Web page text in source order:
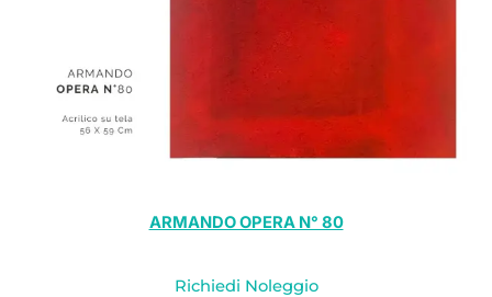
ARMANDO OPERA N° 80
Richiedi Noleggio